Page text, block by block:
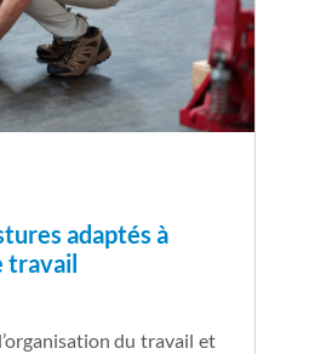
adaptés à
travail
du travail et